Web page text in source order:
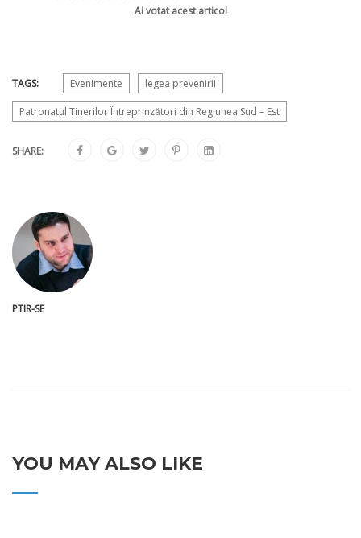
Ai votat acest articol
TAGS: Evenimente legea prevenirii
Patronatul Tinerilor Întreprinzători din Regiunea Sud – Est
SHARE:
PTIR-SE
YOU MAY ALSO LIKE